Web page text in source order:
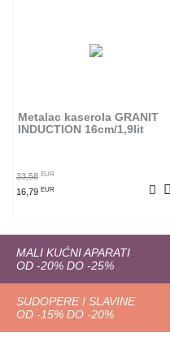
Metalac kaserola GRANIT
INDUCTION 16cm/1,9lit
33,58 EUR
16,79 EUR
MALI KUĆNI APARATI
OD -20% DO -25%
SUDOPERE I SLAVINE
OD -15% DO -20%